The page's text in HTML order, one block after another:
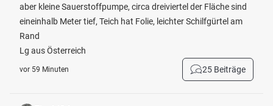
aber kleine Sauerstoffpumpe, circa dreiviertel der Fläche sind
eineinhalb Meter tief, Teich hat Folie, leichter Schilfgürtel am
Rand
Lg aus Österreich
vor 59 Minuten 25 Beiträge